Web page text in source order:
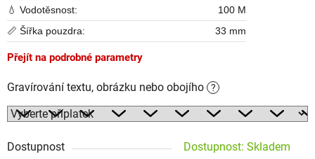
💧 Vodotěsnost:
100 M
📏 Šířka pouzdra:
33 mm
Přejít na podrobné parametry
Gravírování textu, obrázku nebo obojího ?
Dostupnost Dostupnost: Skladem